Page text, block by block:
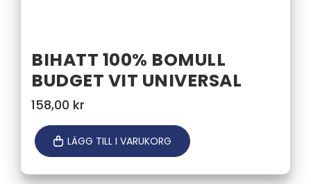
BIHATT 100% BOMULL
BUDGET VIT UNIVERSAL
158,00 kr
LÄGG TILL I VARUKORG